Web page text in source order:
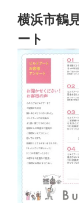
横浜市鶴
ート